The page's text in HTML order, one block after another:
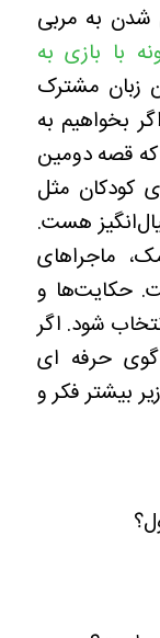
شدن به مربی
با بازی به
زبان مشترک
بخواهیم به
که قصه دومین
کودکان مثل
هست.
ماجراهای
حکایت‌ها و
شود. اگر
حرفه ای
بیشتر فکر و